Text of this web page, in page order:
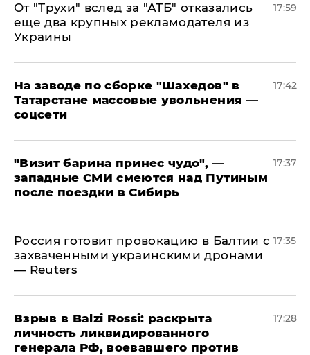
От "Трухи" вслед за "АТБ" отказались
еще два крупных рекламодателя из
Украины
17:59
На заводе по сборке "Шахедов" в
Татарстане массовые увольнения —
соцсети
17:42
"Визит барина принес чудо", —
западные СМИ смеются над Путиным
после поездки в Сибирь
17:37
​Россия готовит провокацию в Балтии с
захваченными украинскими дронами
— Reuters
17:35
​Взрыв в Balzi Rossi: раскрыта
личность ликвидированного
генерала РФ, воевавшего против
17:28